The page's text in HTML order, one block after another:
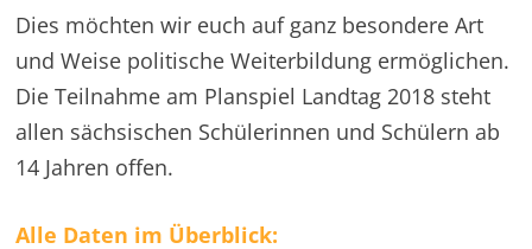
Dies möchten wir euch auf ganz besondere Art
und Weise politische Weiterbildung ermöglichen.
Die Teilnahme am Planspiel Landtag 2018 steht
allen sächsischen Schülerinnen und Schülern ab
14 Jahren offen.
Alle Daten im Überblick: